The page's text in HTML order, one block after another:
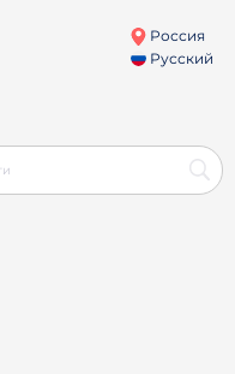
Россия
Русский